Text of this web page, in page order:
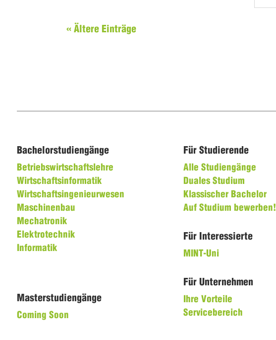
« Ältere Einträge
Bachelorstudiengänge
Betriebswirtschaftslehre
Wirtschaftsinformatik
Wirtschaftsingenieurwesen
Maschinenbau
Mechatronik
Elektrotechnik
Informatik
Masterstudiengänge
Coming Soon
Für Studierende
Alle Studiengänge
Duales Studium
Klassischer Bachelor
Auf Studium bewerben!
Für Interessierte
MINT-Uni
Für Unternehmen
Ihre Vorteile
Servicebereich